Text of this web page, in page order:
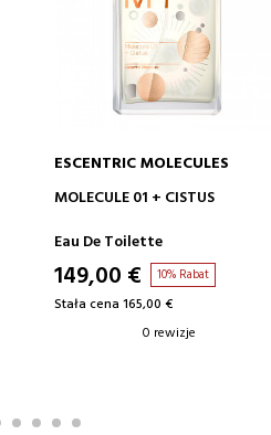
DODAJ DO KOSZYKA
ESCENTRIC MOLECULES
MOLECULE 01 + CISTUS
Eau De Toilette
149,00 € 10% Rabat
Stała cena 165,00 €
0 rewizje